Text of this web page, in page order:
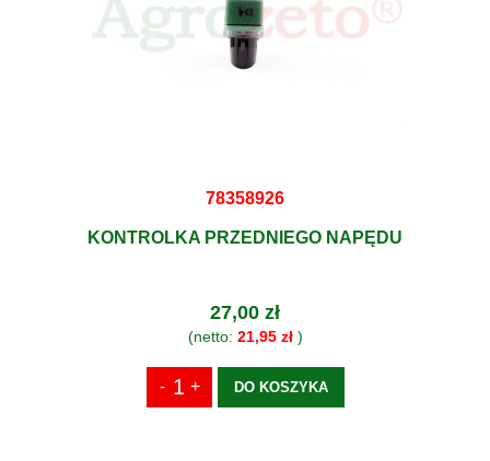
78358926
KONTROLKA PRZEDNIEGO NAPĘDU
27,00 zł
(netto: 21,95 zł)
DO KOSZYKA